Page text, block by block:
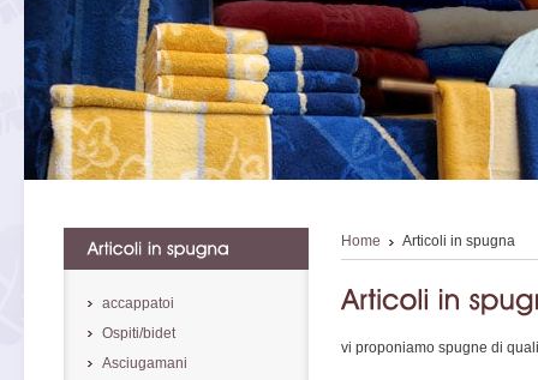
Home Articoli in spugna
vi proponiamo spugne di
accappatoi
Ospiti/bidet
Asciugamani